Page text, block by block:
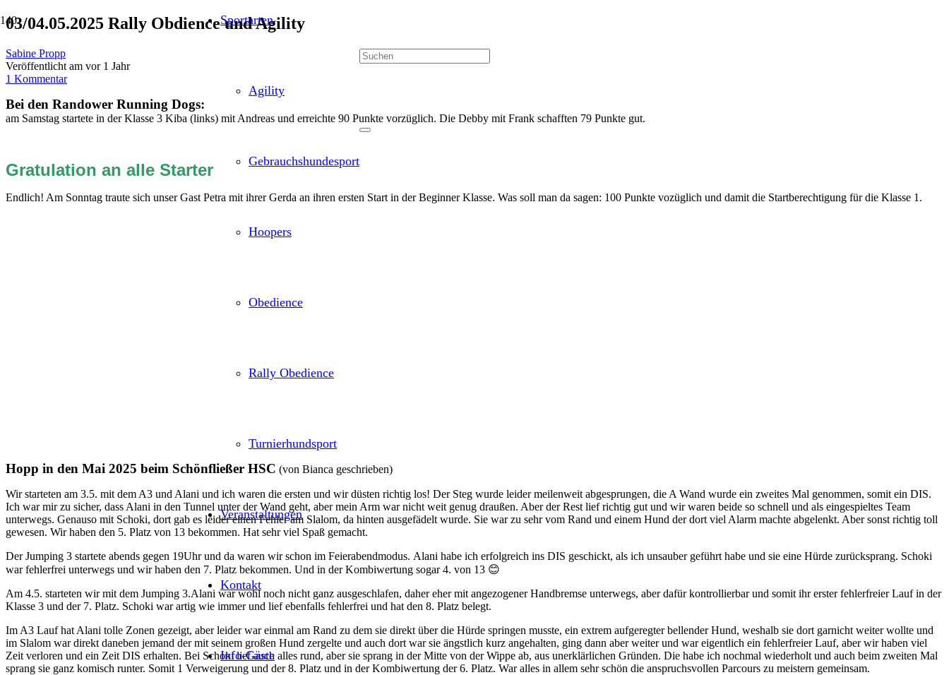
Sportarten
Agility
Gebrauchshundesport
Hoopers
Obedience
Rally Obedience
Turnierhundsport
Veranstaltungen
Kontakt
Info-Gäste
03/04.05.2025 Rally Obdience und Agility
Sabine Propp
Veröffentlicht am vor 1 Jahr
1 Kommentar
Bei den Randower Running Dogs:
am Samstag startete in der Klasse 3 Kiba (links) mit Andreas und erreichte 90 Punkte vorzüglich. Die Debby mit Frank schafften 79 Punkte gut.
Gratulation an alle Starter
Endlich! Am Sonntag traute sich unser Gast Petra mit ihrer Gerda an ihren ersten Start in der Beginner Klasse. Was soll man da sagen: 100 Punkte vozüglich und damit die Startberechtigung für die Klasse 1.
Hopp in den Mai 2025 beim Schönfließer HSC (von Bianca geschrieben)
Wir starteten am 3.5. mit dem A3 und Alani und ich waren die ersten und wir düsten richtig los! Der Steg wurde leider meilenweit abgesprungen, die A Wand wurde ein zweites Mal genommen, somit ein DIS.
Ich war mir zu sicher, dass Alani in den Tunnel unter der Wand geht, aber mein Arm war nicht weit genug draußen. Aber der Rest lief richtig gut und wir waren beide so schnell und als eingespieltes Team
unterwegs. Genauso mit Schoki, dort gab es leider einen Fehler am Slalom, da hinten ausgefädelt wurde. Sie war zu sehr vom Rand und einem Hund der dort viel Alarm machte abgelenkt. Aber sonst richtig toll
gewesen. Wir haben den 5. Platz von 13 bekommen. Hat sehr viel Spaß gemacht.
Der Jumping 3 startete abends gegen 19Uhr und da waren wir schon im Feierabendmodus. Alani habe ich erfolgreich ins DIS geschickt, als ich unsauber geführt habe und sie eine Hürde zurücksprang. Schoki
war fehlerfrei unterwegs und wir haben den 7. Platz bekommen. Und in der Kombiwertung sogar 4. von 13 😊
Am 4.5. starteten wir mit dem Jumping 3.Alani war wohl noch nicht ganz ausgeschlafen, daher eher mit angezogener Handbremse unterwegs, aber dafür kontrollierbar und somit ihr erster fehlerfreier Lauf in der
Klasse 3 und der 7. Platz. Schoki war artig wie immer und lief ebenfalls fehlerfrei und hat den 8. Platz belegt.
Im A3 Lauf hat Alani tolle Zonen gezeigt, aber leider war einmal am Rand zu dem sie direkt über die Hürde springen musste, ein extrem aufgeregter bellender Hund, weshalb sie dort garnicht weiter wollte und
im Slalom war direkt daneben jemand der mit seinem großen Hund zergelte und auch dort war sie ängstlich kurz angehalten, ging dann aber weiter und war eigentlich ein fehlerfreier Lauf, aber wir haben viel
Zeit verloren und ein Zeit DIS erhalten. Bei Schoki lief auch alles rund, aber sie sprang in der Mitte von der Wippe ab, aus unerklärlichen Gründen. Die habe ich nochmal wiederholt und auch beim zweiten Mal
sprang sie ganz komisch runter. Somit 1 Verweigerung und der 8. Platz und in derKombiwertung der 6. Platz. War alles in allem sehr schön die anspruchsvollen Parcours zu meistern gemeinsam.